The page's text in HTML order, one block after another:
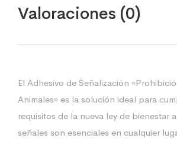
bienestar
animales
Valoraciones (0)
El Adhesivo de Señalización
Animales» es la solución ideal para
requisitos de la nueva ley de bienestar
señales son esenciales en cualquier